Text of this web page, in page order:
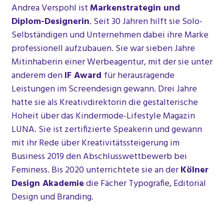
Andrea Verspohl istMarkenstrategin und
Diplom-Designerin. Seit 30 Jahren hilft sie Solo-
Selbständigen und Unternehmen dabei ihre Marke
professionell aufzubauen. Sie war sieben Jahre
Mitinhaberin einer Werbeagentur, mit der sie unter
anderem denIF Award für herausragende
Leistungen im Screendesign gewann. Drei Jahre
hatte sie als Kreativdirektorin die gestalterische
Hoheit über das Kindermode-Lifestyle Magazin
LUNA. Sie ist zertifizierte Speakerin und gewann
mit ihr Rede über Kreativitätssteigerung im
Business 2019 den Abschlusswettbewerb bei
Feminess. Bis 2020 unterrichtete sie an derKölner
Design Akademiedie Fächer Typografie, Editorial
Design und Branding.